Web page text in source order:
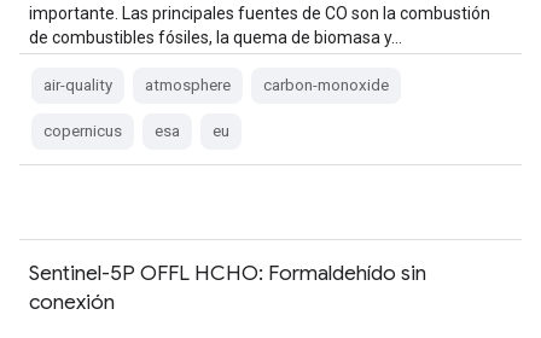
importante. Las principales fuentes de CO son la combustión
de combustibles fósiles, la quema de biomasa y…
air-quality atmosphere carbon-monoxide
copernicus esa eu
Sentinel-5P OFFL HCHO: Formaldehído sin
conexión